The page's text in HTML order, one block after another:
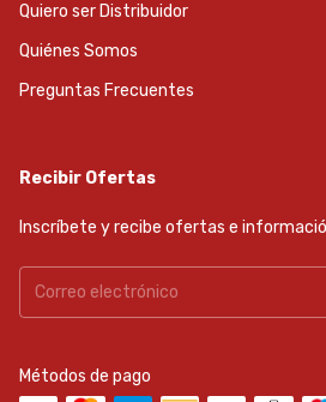
Quiero ser Distribuidor
Quiénes Somos
Preguntas Frecuentes
Recibir Ofertas
Inscríbete y recibe ofertas e
Métodos de pago